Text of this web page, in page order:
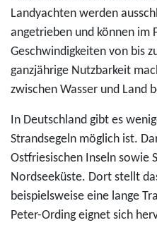
Landyachten werden
angetrieben und können im
Geschwindigkeiten von bis
ganzjährige Nutzbarkeit
zwischen Wasser und Land
In Deutschland gibt es
Strandsegeln möglich ist.
Ostfriesischen Inseln sowie
Nordseeküste. Dort stellt
beispielsweise eine lange
Peter-Ording eignet sich